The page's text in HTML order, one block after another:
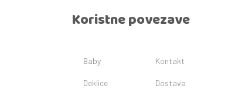
Koristne povezave
Baby
Deklice
Kontakt
Dostava